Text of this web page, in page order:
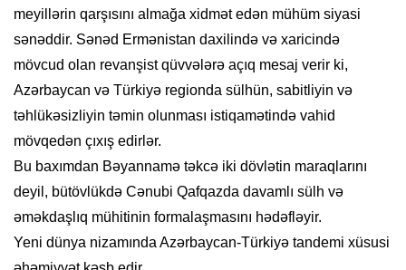
meyillərin qarşısını almağa xidmət edən mühüm siyasi
sənəddir. Sənəd Ermənistan daxilində və xaricində
mövcud olan revanşist qüvvələrə açıq mesaj verir ki,
Azərbaycan və Türkiyə regionda sülhün, sabitliyin və
təhlükəsizliyin təmin olunması istiqamətində vahid
mövqedən çıxış edirlər.
Bu baxımdan Bəyannamə təkcə iki dövlətin maraqlarını
deyil, bütövlükdə Cənubi Qafqazda davamlı sülh və
əməkdaşlıq mühitinin formalaşmasını hədəfləyir.
Yeni dünya nizamında Azərbaycan-Türkiyə tandemi xüsusi